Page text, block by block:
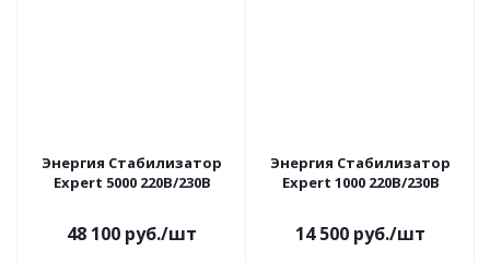
Энергия Cтабилизатор
Expert 5000 220В/230В
48 100 руб./шт
Энергия Cтабилизатор
Expert 1000 220В/230В
14 500 руб./шт